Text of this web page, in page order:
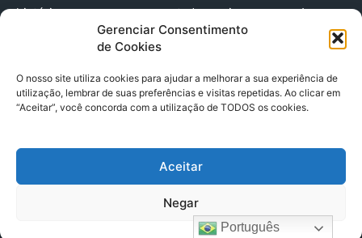
Gerenciar Consentimento
de Cookies
O nosso site utiliza cookies para ajudar a melhorar a sua experiência de
utilização, lembrar de suas preferências e visitas repetidas. Ao clicar em
“Aceitar”, você concorda com a utilização de TODOS os cookies.
Aceitar
Negar
história que merece ser contada, envie-nos agora!
(91) 98224 - 3111
© 2025 A Província do Pará CNPJ: 04.901.141/0001-36 End .
Trav. Quintino Bocaiuva 2301, Ed. Rogério Fernandez – Sala
2701- Cremação – CEP 66045.315
Português